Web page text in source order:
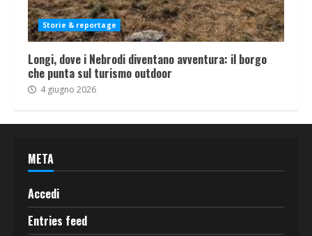
Storie & reportage
Longi, dove i Nebrodi diventano avventura: il borgo
che punta sul turismo outdoor
4 giugno 2026
META
Accedi
Entries feed